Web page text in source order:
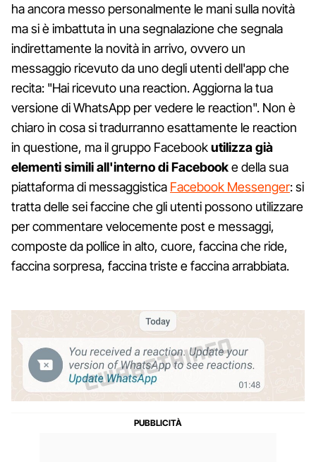
ha ancora messo personalmente le mani sulla novità
ma si è imbattuta in una segnalazione che segnala
indirettamente la novità in arrivo, ovvero un
messaggio ricevuto da uno degli utenti dell'app che
recita: "Hai ricevuto una reaction. Aggiorna la tua
versione di WhatsApp per vedere le reaction". Non è
chiaro in cosa si tradurranno esattamente le reaction
in questione, ma il gruppo Facebookutilizza già
elementi simili all'interno di Facebooke della sua
piattaforma di messaggistica Facebook Messenger: si
tratta delle sei faccine che gli utenti possono utilizzare
per commentare velocemente post e messaggi,
composte da pollice in alto, cuore, faccina che ride,
faccina sorpresa, faccina triste e faccina arrabbiata.